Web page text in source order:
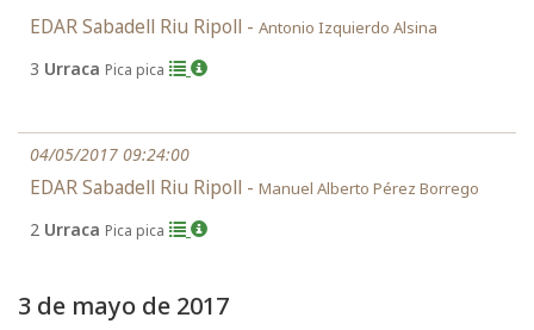
EDAR Sabadell Riu Ripoll - Antonio Izquierdo Alsina
3 Urraca Pica pica
04/05/2017 09:24:00
EDAR Sabadell Riu Ripoll - Manuel Alberto Pérez Borrego
2 Urraca Pica pica
3 de mayo de 2017